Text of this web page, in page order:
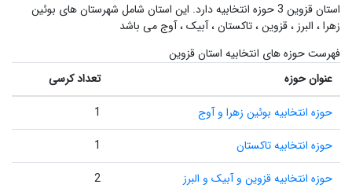
استان قزوین 3 حوزه انتخابیه دارد. این استان شامل شهرستان های
بوئین
زهرا، البرز ،قزوین،تاکستان،آبیک،آوجمی باشد
فهرست حوزه های انتخابیه استان قزوین
عنوان حوزه
تعداد کرسی
حوزه انتخابیه بوئین زهرا و آوج
1
حوزه انتخابیه تاکستان
1
حوزه انتخابیه قزوین و آبیک و البرز
2